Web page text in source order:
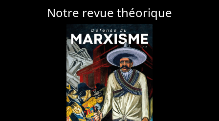
Notre revue théorique